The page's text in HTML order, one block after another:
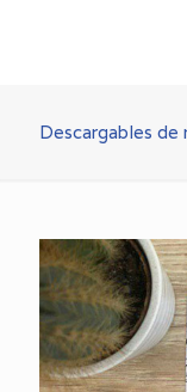
Descargables de